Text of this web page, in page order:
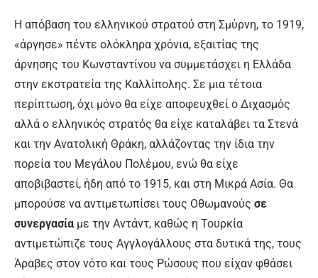
Η απόβαση του ελληνικού στρατού στη Σμύρνη, το 1919,
«άργησε» πέντε ολόκληρα χρόνια, εξαιτίας της
άρνησης του Κωνσταντίνου να συμμετάσχει η Ελλάδα
στην εκστρατεία της Καλλίπολης. Σε μια τέτοια
περίπτωση, όχι μόνο θα είχε αποφευχθεί ο Διχασμός
αλλά ο ελληνικός στρατός θα είχε καταλάβει τα Στενά
και την Ανατολική Θράκη, αλλάζοντας την ίδια την
πορεία του Μεγάλου Πολέμου, ενώ θα είχε
αποβιβαστεί, ήδη από το 1915, και στη Μικρά Ασία. Θα
μπορούσε να αντιμετωπίσει τους Οθωμανούς σε
συνεργασία με την Αντάντ, καθώς η Τουρκία
αντιμετώπιζε τους Αγγλογάλλους στα δυτικά της, τους
Άραβες στον νότο και τους Ρώσους που είχαν φθάσει